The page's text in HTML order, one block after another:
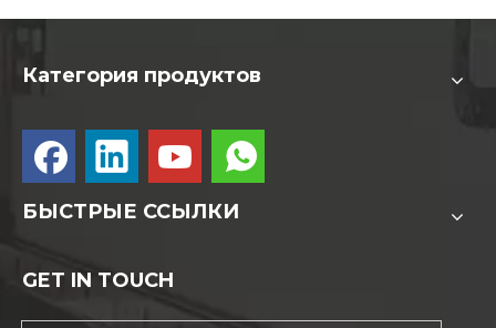
Категория продуктов
БЫСТРЫЕ ССЫЛКИ
GET IN TOUCH